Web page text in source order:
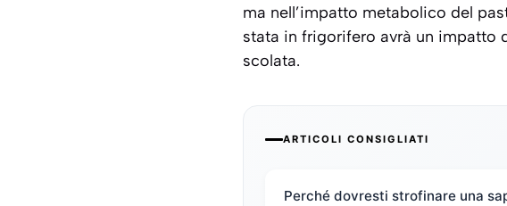
ma nell’impatto metabolico del
stata in frigorifero avrà un impatto
scolata.
ARTICOLI CONSIGLIATI
Perché dovresti strofinare una